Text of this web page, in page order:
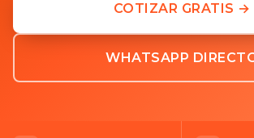
COTIZAR GRATIS →
WHATSAPP